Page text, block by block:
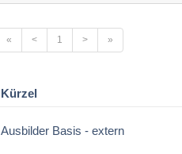
« < 1 > »
Kürzel
Ausbilder Basis - extern